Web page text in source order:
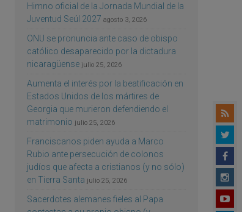
Himno oficial de la Jornada Mundial de la
Juventud Seúl 2027 agosto 3, 2026
ONU se pronuncia ante caso de obispo
católico desaparecido por la dictadura
nicaragüense julio 25, 2026
Aumenta el interés por la beatificación en
Estados Unidos de los mártires de
Georgia que murieron defendiendo el
matrimonio julio 25, 2026
Franciscanos piden ayuda a Marco
Rubio ante persecución de colonos
judíos que afecta a cristianos (y no sólo)
en Tierra Santa julio 25, 2026
Sacerdotes alemanes fieles al Papa